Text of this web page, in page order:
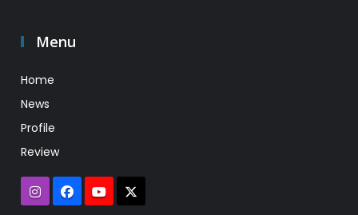
Menu
Home
News
Profile
Review